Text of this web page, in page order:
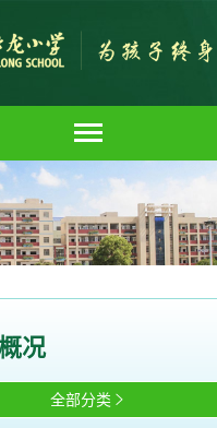
况
全部分类 